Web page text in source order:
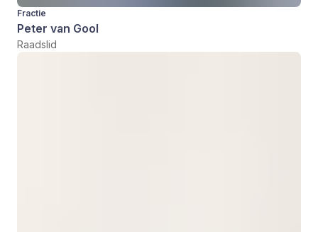
Fractie
Peter van Gool
Raadslid